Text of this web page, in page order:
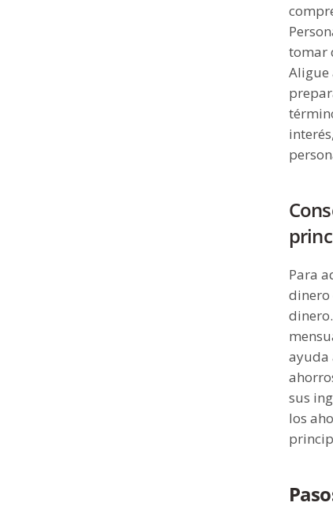
tomar
Aligue
Para
dinero
ayuda
sus
los